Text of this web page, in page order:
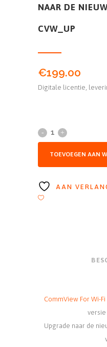
NAAR DE
CVW_UP
€199.00
Digitale licentie,
TOEVOEGEN AAN
AAN
CommView For Wi-Fi
versie
Upgrade naar de